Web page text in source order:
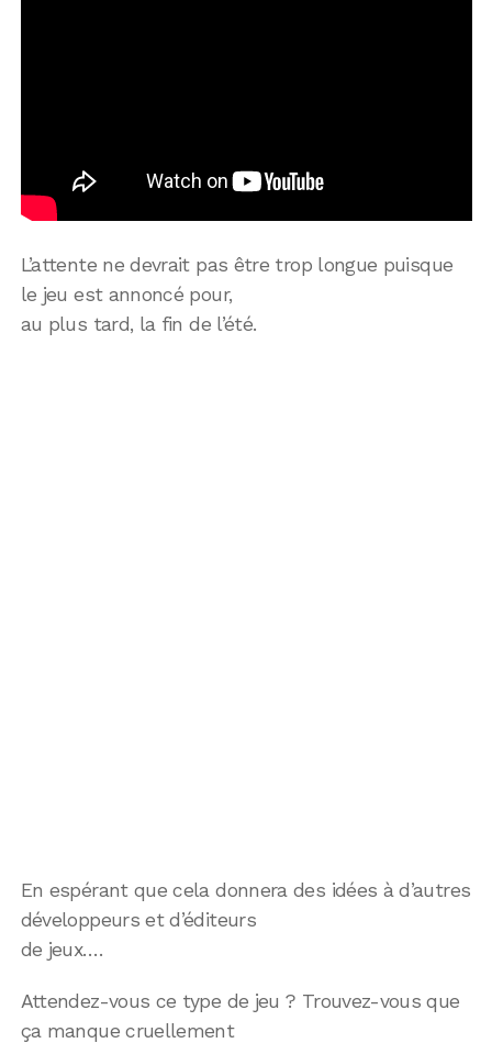
L’attente ne devrait pas être trop longue puisque
le jeu est annoncé pour,
au plus tard, la fin de l’été.
En espérant que cela donnera des idées à d’autres
développeurs et d’éditeurs
de jeux….
Attendez-vous ce type de jeu ? Trouvez-vous que
ça manque cruellement